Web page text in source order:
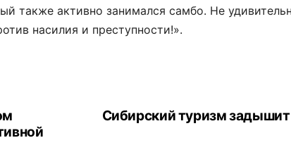
также активно занимался самбо. Не
насилия и преступности!».
Сибирский туризм